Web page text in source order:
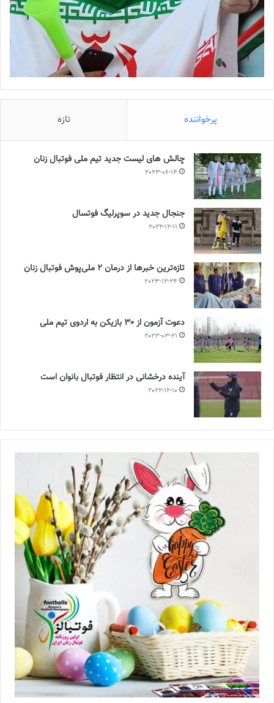
پرخواننده تازه
چالش هاى ليست جدید تيم ملى فوتبال زنان
2023-06-14
جنجال جدید در سوپرلیگ فوتسال
2022-12-11
تازه‌ترین خبرها از درمان ۲ ملی‌پوش فوتبال زنان
2023-12-24
دعوت آزمون از 30 بازیکن به اردوی تیم ملی
2023-03-21
آینده درخشانی در انتظار فوتبال بانوان است
2022-12-10